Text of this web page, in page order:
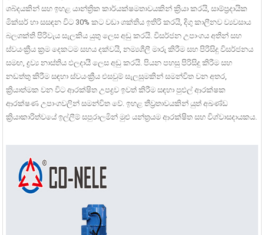
ශබ්දයකින් සහ ඉහළ යාන්ත්‍රික කාර්යක්ෂමතාවයකින් ක්‍රියා කරයි, සාම්ප්‍රදායික
මික්සර් හා සසඳන විට 30% කට වඩා ශක්තිය ඉතිරි කරයි, දිගු කාලීනව ව්‍යවසාය
බලශක්ති පිරිවැය සැලකිය යුතු ලෙස අඩු කරයි. විසර්ජන උපාංගය අතින් සහ
ස්වයංක්‍රීය ක්‍රම දෙකටම සහය දක්වයි, නම්‍යශීලී මාරු කිරීම සහ පිරිසිදු විසර්ජනය
සමඟ, ද්‍රව්‍ය නාස්තිය ඵලදායී ලෙස අඩු කරයි. පියන පහසු පිරිසිදු කිරීම සහ
නඩත්තු කිරීම සඳහා ස්වයංක්‍රීය එසවුම් සැලසුමකින් සමන්විත වන අතර,
ක්‍රියාත්මක වන විට ආරක්ෂිත උපද්‍රව ඉවත් කිරීම සඳහා පුළුල් ආරක්ෂක
ආරක්ෂණ උපාංගවලින් සමන්විත වේ. ඉහළ තීව්‍රතාවයකින් යුත් අඛණ්ඩ
ක්‍රියාකාරිත්වයේ ඉල්ලීම් සපුරාලමින් මුළු යන්ත්‍රයම ආරක්ෂිත සහ විශ්වාසදායකය.